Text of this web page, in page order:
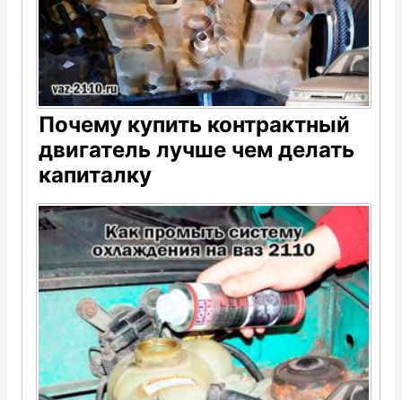
Почему купить контрактный
двигатель лучше чем делать
капиталку